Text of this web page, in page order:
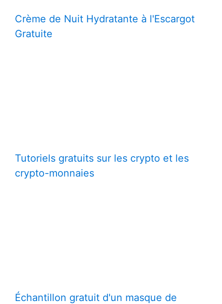
Crème de Nuit Hydratante à l'Escargot
Gratuite
Tutoriels gratuits sur les crypto et les
crypto-monnaies
Échantillon gratuit d'un masque de